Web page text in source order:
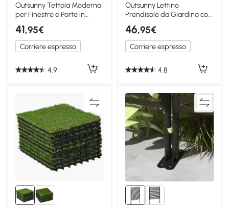
Outsunny Tettoia Moderna
per Finestre e Porte in
Policarbonato
41,95€
Corriere espresso
4.9
Outsunny Lettino
Prendisole da Giardino con
Tettuccio Marrone
46,95€
Corriere espresso
4.8